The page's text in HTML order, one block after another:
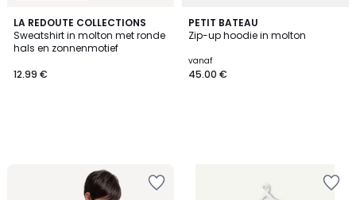
LA REDOUTE COLLECTIONS
Sweatshirt in molton met ronde
hals en zonnenmotief
12.99 €
PETIT BATEAU
Zip-up hoodie in molton
vanaf
45.00 €